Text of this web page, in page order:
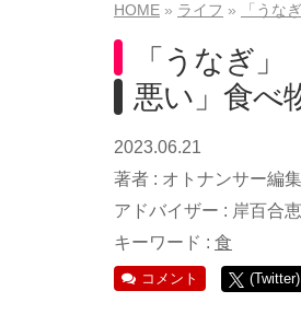
HOME ライフ 「うな
「うなぎ
悪い」食べ
2023.06.21
著者 : オトナンサー編
アドバイザー : 岸百合
キーワード : 食
コメント (Twitter)